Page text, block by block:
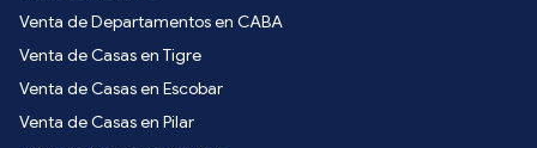
Venta de Departamentos en CABA
Venta de Casas en Tigre
Venta de Casas en Escobar
Venta de Casas en Pilar